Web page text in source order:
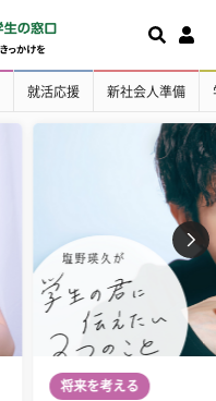
就活応援 新社会人準備